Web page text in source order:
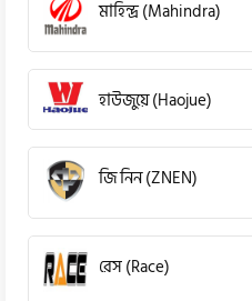
মাহিন্দ্র (Mahindra)
হাউজুয়ে (Haojue)
জি নিন (ZNEN)
রেস (Race)